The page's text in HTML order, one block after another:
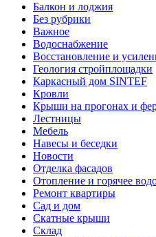
Балкон и лоджия
Без рубрики
Важное
Водоснабжение
Восстановление и
Геология стройплощадки
Каркасный дом SINTEF
Кровли
Крыши на прогонах и
Лестницы
Мебель
Навесы и беседки
Новости
Отделка фасадов
Отопление и горячее
Ремонт квартиры
Сад и дом
Скатные крыши
Склад